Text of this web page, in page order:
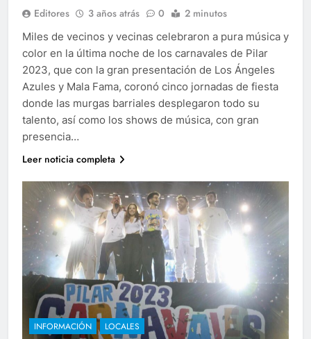
Editores 3 años atrás 0 2 minutos
Miles de vecinos y vecinas celebraron a pura música y
color en la última noche de los carnavales de Pilar
2023, que con la gran presentación de Los Ángeles
Azules y Mala Fama, coronó cinco jornadas de fiesta
donde las murgas barriales desplegaron todo su
talento, así como los shows de música, con gran
presencia…
Leer noticia completa
INFORMACIÓN LOCALES